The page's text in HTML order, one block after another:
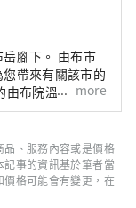
腳下。 由布市
帶來有關該市的
令人心曠神怡的
，精心挑選了這
自然體驗。 您
由布市旅遊資
會非常精彩。
more
、服務內容或是價格
事的資訊基於筆者當
格可能會有變更，在